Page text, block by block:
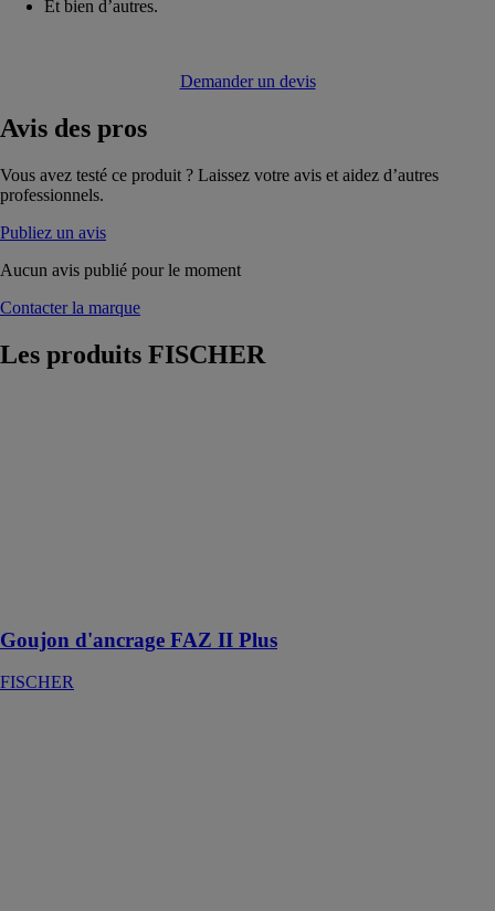
Et bien d’autres.
Demander un devis
Avis des pros
Vous avez testé ce produit ? Laissez votre avis et aidez d’autres
professionnels.
Publiez un avis
Aucun avis publié pour le moment
Contacter la marque
Les produits FISCHER
Goujon d'ancrage FAZ II Plus
FISCHER